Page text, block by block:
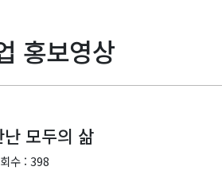
홍보영상
모두의 삶
수 : 398